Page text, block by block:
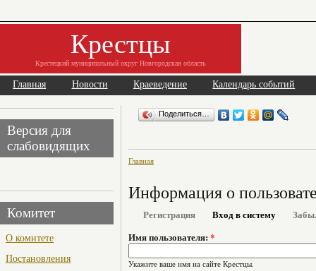
Крестцы
Крестецкий муниципальный округ Новгородская область
Главная Новости Краеведение Календарь событий
Версия для
слабовидящих
Комитет
О комитете
Постановления
Поделиться…
Главная
Информация о
Регистрация Вход в систему
Имя пользователя: *
Укажите ваше имя на сайте Крестцы.